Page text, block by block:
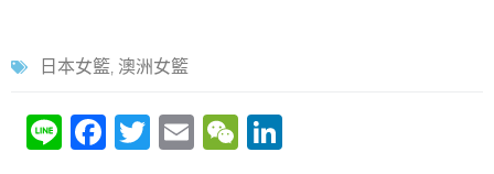
日本女籃, 澳洲女籃
Li F
T
E
W